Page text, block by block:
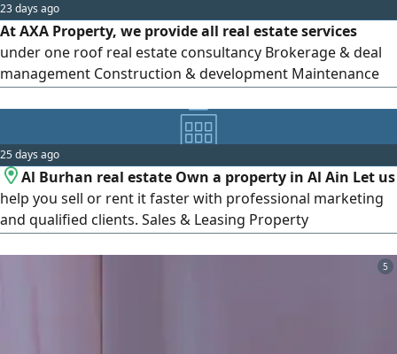
23 days ago
At AXA Property, we provide all real estate services
under one roof real estate consultancy Brokerage & deal
management Construction & development Maintenance
until approval Tell us what you’ re looking for, and we’ ll
help turn it into reality. Contact us to learn more wishing
you all the best
25 days ago
Al Burhan real estate Own a property in Al Ain Let us
help you sell or rent it faster with professional marketing
and qualified clients. Sales & Leasing Property
5